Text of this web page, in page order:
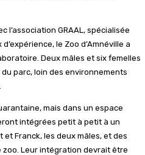
l’association GRAAL, spécialisée
le Zoo d’Amnéville a
Deux mâles et six femelles
parc, loin des environnements
mais dans un espace
intégrées petit à petit à un
Franck, les deux mâles, et des
Leur intégration devrait être